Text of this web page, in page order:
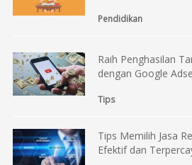
Pendidikan
Raih Penghasilan
dengan Google
Tips
Tips Memilih Jasa
Efektif dan